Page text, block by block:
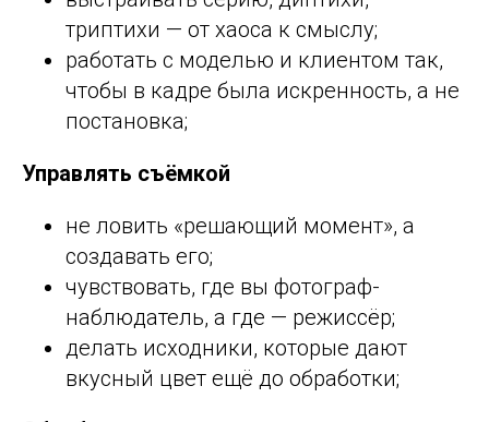
триптихи — от хаоса к смыслу;
работать с моделью и клиентом так,
чтобы в кадре была искренность, а не
постановка;
Управлять съёмкой
не ловить «решающий момент», а
создавать его;
чувствовать, где вы фотограф-
наблюдатель, а где — режиссёр;
делать исходники, которые дают
вкусный цвет ещё до обработки;